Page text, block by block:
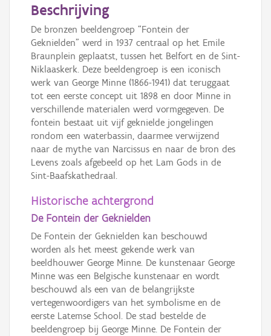
Beschrijving
De bronzen beeldengroep “Fontein der
Geknielden” werd in 1937 centraal op het Emile
Braunplein geplaatst, tussen het Belfort en de Sint-
Niklaaskerk. Deze beeldengroep is een iconisch
werk van George Minne (1866-1941) dat teruggaat
tot een eerste concept uit 1898 en door Minne in
verschillende materialen werd vormgegeven. De
fontein bestaat uit vijf geknielde jongelingen
rondom een waterbassin, daarmee verwijzend
naar de mythe van Narcissus en naar de bron des
Levens zoals afgebeeld op het Lam Gods in de
Sint-Baafskathedraal.
Historische achtergrond
De Fontein der Geknielden
De Fontein der Geknielden kan beschouwd
worden als het meest gekende werk van
beeldhouwer George Minne. De kunstenaar George
Minne was een Belgische kunstenaar en wordt
beschouwd als een van de belangrijkste
vertegenwoordigers van het symbolisme en de
eerste Latemse School. De stad bestelde de
beeldengroep bij George Minne. De Fontein der